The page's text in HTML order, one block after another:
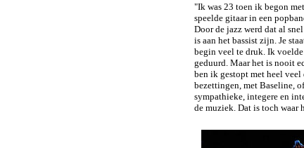
"Ik was 23 toen ik begon
speelde gitaar in een
Door de jazz werd dat al
is aan het bassist zijn. Je
begin veel te druk. Ik voelde
geduurd. Maar het is nooit
ben ik gestopt met heel veel
bezettingen, met Baseline,
sympathieke, integere en
de muziek. Dat is toch waar